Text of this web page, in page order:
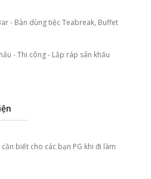
- Bàn dùng tiệc Teabreak, Buffet
- Thi công - Lắp ráp sân khấu
biết cho các bạn PG khi đi làm